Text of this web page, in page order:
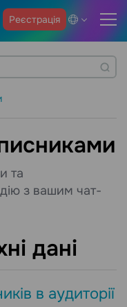
Реєстрація
та
з вашим чат-
дані
в аудиторії